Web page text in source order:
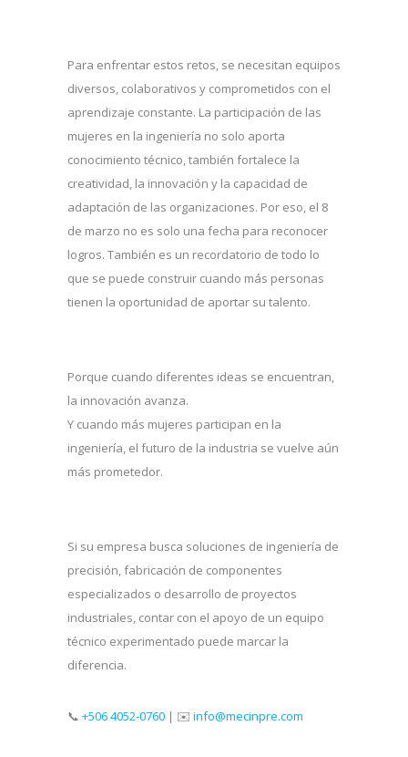
Para enfrentar estos retos, se necesitan equipos
diversos, colaborativos y comprometidos con el
aprendizaje constante. La participación de las
mujeres en la ingeniería no solo aporta
conocimiento técnico, también fortalece la
creatividad, la innovación y la capacidad de
adaptación de las organizaciones. Por eso, el 8
de marzo no es solo una fecha para reconocer
logros. También es un recordatorio de todo lo
que se puede construir cuando más personas
tienen la oportunidad de aportar su talento.
Porque cuando diferentes ideas se encuentran,
la innovación avanza.
Y cuando más mujeres participan en la
ingeniería, el futuro de la industria se vuelve aún
más prometedor.
Si su empresa busca soluciones de ingeniería de
precisión, fabricación de componentes
especializados o desarrollo de proyectos
industriales, contar con el apoyo de un equipo
técnico experimentado puede marcar la
diferencia.
📞 +506 4052-0760 | ✉️ info@mecinpre.com